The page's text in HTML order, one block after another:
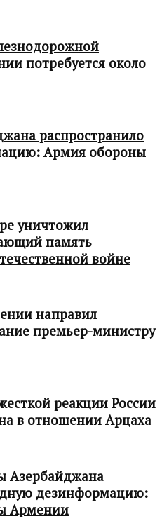
потребуется около
распространило
Армия обороны
уничтожил
память
войне
направил
премьер-министру
реакции России
в отношении Арцаха
Азербайджана
дезинформацию:
Армении